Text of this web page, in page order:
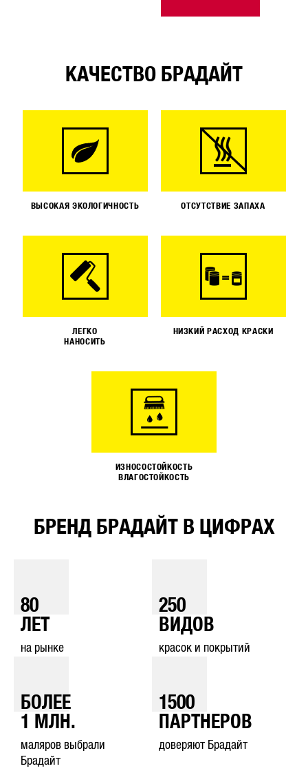
КАЧЕСТВО БРАДАЙТ
ВЫСОКАЯ ЭКОЛОГИЧНОСТЬ ОТСУТСТВИЕ ЗАПАХА
ЛЕГКО
НАНОСИТЬ
НИЗКИЙ РАСХОД КРАСКИ
ИЗНОСОСТОЙКОСТЬ
ВЛАГОСТОЙКОСТЬ
БРЕНД БРАДАЙТ В ЦИФРАХ
80
ЛЕТ
на рынке
250
ВИДОВ
красок и покрытий
БОЛЕЕ
1
МЛН.
маляров выбрали
Брадайт
1500
ПАРТНЕРОВ
доверяют Брадайт